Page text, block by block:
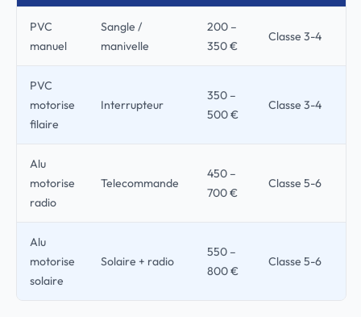
PVC
manuel
Sangle /
manivelle
200 –
350 €
Classe 3-4
PVC
motorise
filaire
Interrupteur
350 –
500 €
Classe 3-4
Alu
motorise
radio
Telecommande
450 –
700 €
Classe 5-6
Alu
motorise
solaire
Solaire + radio
550 –
800 €
Classe 5-6